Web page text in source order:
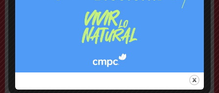
habían quedado sin batería en sus teléfonos
Rechazan internación provisoria a menor que
amenazó con destornillador a compañeros de Liceo
Gendarmería frustra a balazos rescate de 16 reos
que eran llevados a la cárcel de Puente Alto